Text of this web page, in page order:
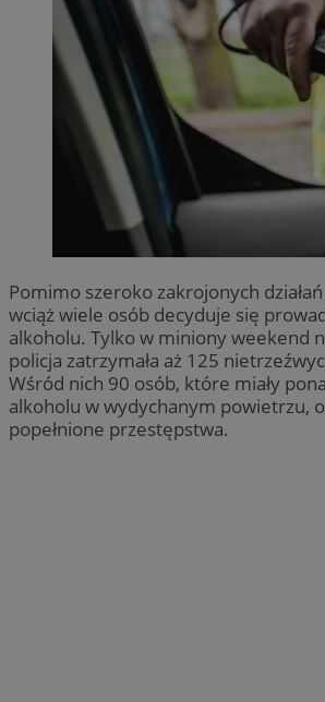
Pomimo szeroko zakrojonych
wciąż wiele osób decyduje się
alkoholu. Tylko w miniony weekend
policja zatrzymała aż 125
Wśród nich 90 osób, które miały
alkoholu w wydychanym powietrzu,
popełnione przestępstwa.